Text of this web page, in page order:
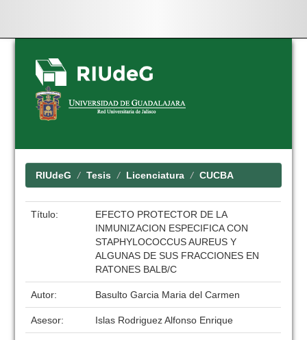
Skip
navigation
RIUdeG Tesis Licenciatura CUCBA
Título:
EFECTO PROTECTOR DE LA
INMUNIZACION ESPECIFICA CON
STAPHYLOCOCCUS AUREUS Y
ALGUNAS DE SUS FRACCIONES EN
RATONES BALB/C
Autor: Basulto Garcia Maria del Carmen
Asesor: Islas Rodriguez Alfonso Enrique